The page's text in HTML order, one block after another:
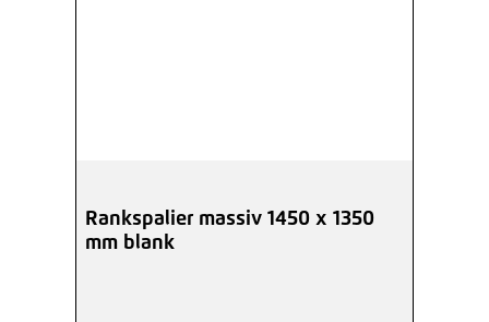
Rankspalier massiv 1450 x 1350
mm blank